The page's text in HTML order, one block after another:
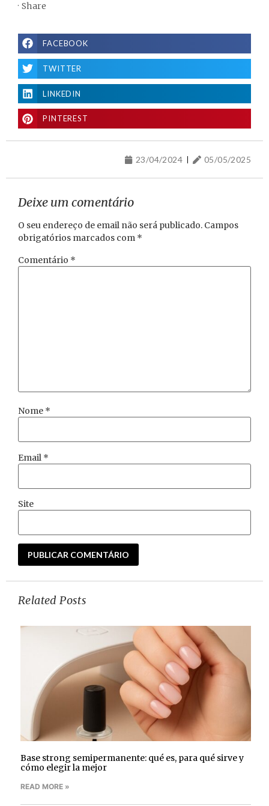
· Share
FACEBOOK
TWITTER
LINKEDIN
PINTEREST
23/04/2024 05/05/2025
Deixe um comentário
O seu endereço de email não será publicado. Campos
obrigatórios marcados com *
Comentário *
Nome *
Email *
Site
Related Posts
Base strong semipermanente: qué es, para qué sirve y
cómo elegir la mejor
READ MORE »